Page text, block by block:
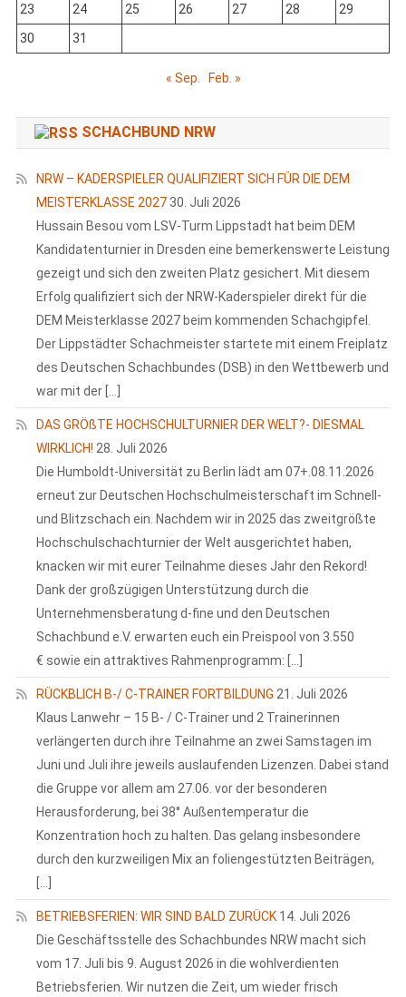
23
24 25 26 27 28
29
30
31
« Sep. Feb. »
SCHACHBUND NRW
NRW – KADERSPIELER QUALIFIZIERT SICH FÜR DIE DEM
MEISTERKLASSE 2027 30. Juli 2026
Hussain Besou vom LSV-Turm Lippstadt hat beim DEM
Kandidatenturnier in Dresden eine bemerkenswerte Leistung
gezeigt und sich den zweiten Platz gesichert. Mit diesem
Erfolg qualifiziert sich der NRW-Kaderspieler direkt für die
DEM Meisterklasse 2027 beim kommenden Schachgipfel.
Der Lippstädter Schachmeister startete mit einem Freiplatz
des Deutschen Schachbundes (DSB) in den Wettbewerb und
war mit der […]
DAS GRÖßTE HOCHSCHULTURNIER DER WELT?- DIESMAL
WIRKLICH! 28. Juli 2026
Die Humboldt-Universität zu Berlin lädt am 07+.08.11.2026
erneut zur Deutschen Hochschulmeisterschaft im Schnell-
und Blitzschach ein. Nachdem wir in 2025 das zweitgrößte
Hochschulschachturnier der Welt ausgerichtet haben,
knacken wir mit eurer Teilnahme dieses Jahr den Rekord!
Dank der großzügigen Unterstützung durch die
Unternehmensberatung d-fine und den Deutschen
Schachbund e.V. erwarten euch ein Preispool von 3.550
€ sowie ein attraktives Rahmenprogramm: […]
RÜCKBLICH B-/ C-TRAINER FORTBILDUNG 21. Juli 2026
Klaus Lanwehr – 15 B- / C-Trainer und 2 Trainerinnen
verlängerten durch ihre Teilnahme an zwei Samstagen im
Juni und Juli ihre jeweils auslaufenden Lizenzen. Dabei stand
die Gruppe vor allem am 27.06. vor der besonderen
Herausforderung, bei 38° Außentemperatur die
Konzentration hoch zu halten. Das gelang insbesondere
durch den kurzweiligen Mix an foliengestützten Beiträgen,
[…]
BETRIEBSFERIEN: WIR SIND BALD ZURÜCK 14. Juli 2026
Die Geschäftsstelle des Schachbundes NRW macht sich
vom 17. Juli bis 9. August 2026 in die wohlverdienten
Betriebsferien. Wir nutzen die Zeit, um wieder frisch